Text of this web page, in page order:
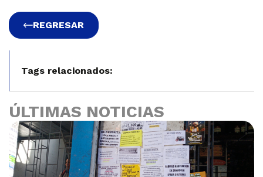
REGRESAR
Tags relacionados:
ÚLTIMAS NOTICIAS